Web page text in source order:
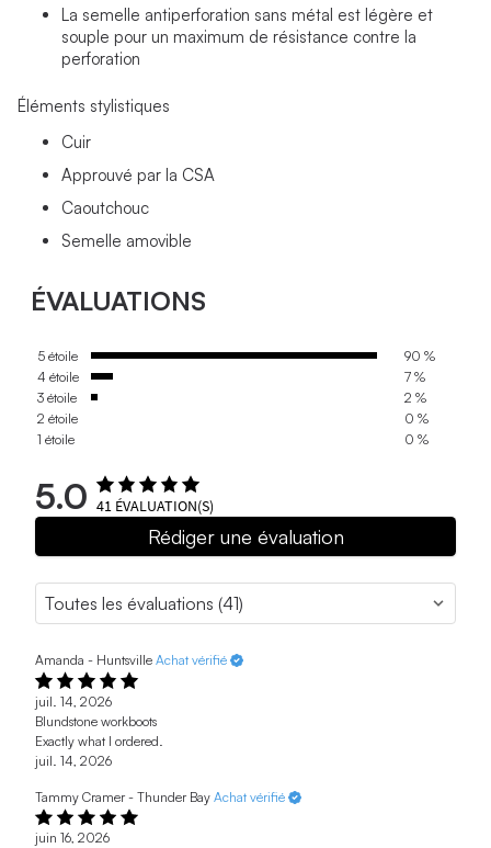
La semelle antiperforation sans métal est légère et
souple pour un maximum de résistance contre la
perforation
Éléments stylistiques
Cuir
Approuvé par la CSA
Caoutchouc
Semelle amovible
ÉVALUATIONS
5 étoile
90 %
4 étoile
7 %
3 étoile
2 %
2 étoile
0 %
1 étoile
0 %
5.0 41 ÉVALUATION(S)
Rédiger une évaluation
Amanda - Huntsville Achat vérifié
juil. 14, 2026
Blundstone workboots
Exactly what I ordered.
juil. 14, 2026
Tammy Cramer - Thunder Bay Achat vérifié
juin 16, 2026